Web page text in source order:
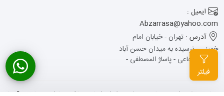
فیلتر
ایمیل :
Abzarrasa@yahoo.com
آدرس : تهران - خیابان امام
خمینی - نرسیده به میدان حسن آباد
- کوچه شجاعی - پاساژ المصطفی -
پلاک 13